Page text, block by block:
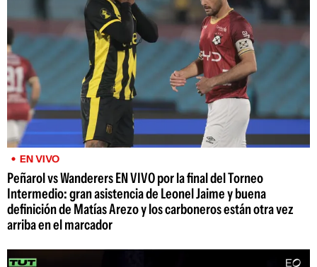
EN VIVO
Peñarol vs Wanderers EN VIVO por la final del Torneo
Intermedio: gran asistencia de Leonel Jaime y buena
definición de Matías Arezo y los carboneros están otra vez
arriba en el marcador